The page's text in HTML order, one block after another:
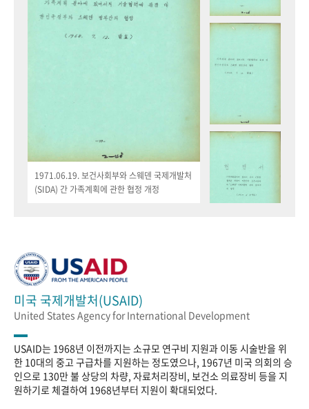
1971.06.19. 보건사회부와 스웨덴 국제개발처
(SIDA) 간 가족계획에 관한 협정 개정
미국 국제개발처(USAID)
United States Agency for International Development
USAID는 1968년 이전까지는 소규모 연구비 지원과 이동 시술반을 위
한 10대의 중고 구급차를 지원하는 정도였으나, 1967년 미국 의회의 승
인으로 130만 불 상당의 차량, 자료처리장비, 보건소 의료장비 등을 지
원하기로 체결하여 1968년부터 지원이 확대되었다.